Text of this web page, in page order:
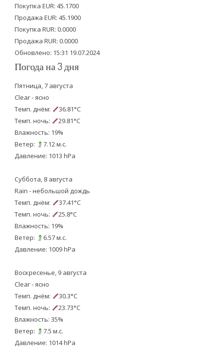
e
r
o
o
k
b
e
Покупка EUR: 45.1700
Продажа EUR: 45.1900
Покупка RUR: 0.0000
Продажа RUR: 0.0000
Обновлено: 15:31 19.07.2024
Погода на 3 дня
Пятница, 7 августа
Clear - ясно
Темп. днём:
36.81°C
Темп. ночь:
29.81°C
Влажность: 19%
Ветер:
7.12 м.с.
Давление: 1013 hPa
Суббота, 8 августа
Rain - небольшой дождь
Темп. днём:
37.41°C
Темп. ночь:
25.8°C
Влажность: 19%
Ветер:
6.57 м.с.
Давление: 1009 hPa
Воскресенье, 9 августа
Clear - ясно
Темп. днём:
30.3°C
Темп. ночь:
23.73°C
Влажность: 35%
Ветер:
7.5 м.с.
Давление: 1014 hPa